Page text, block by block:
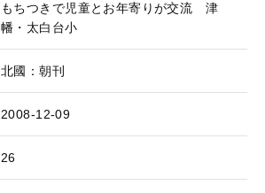
もちつきで児童とお年寄りが交流 津
幡・太白台小
北國：朝刊
2008-12-09
26